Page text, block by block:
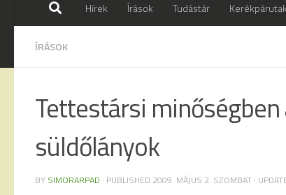
Hírek Írások Tudástár Kerékpárutak
ÍRÁSOK
Tettestársi
süldőlányok
BY SIMORARPAD · PUBLISHED 2009. MÁJUS 2. SZOMBAT ·